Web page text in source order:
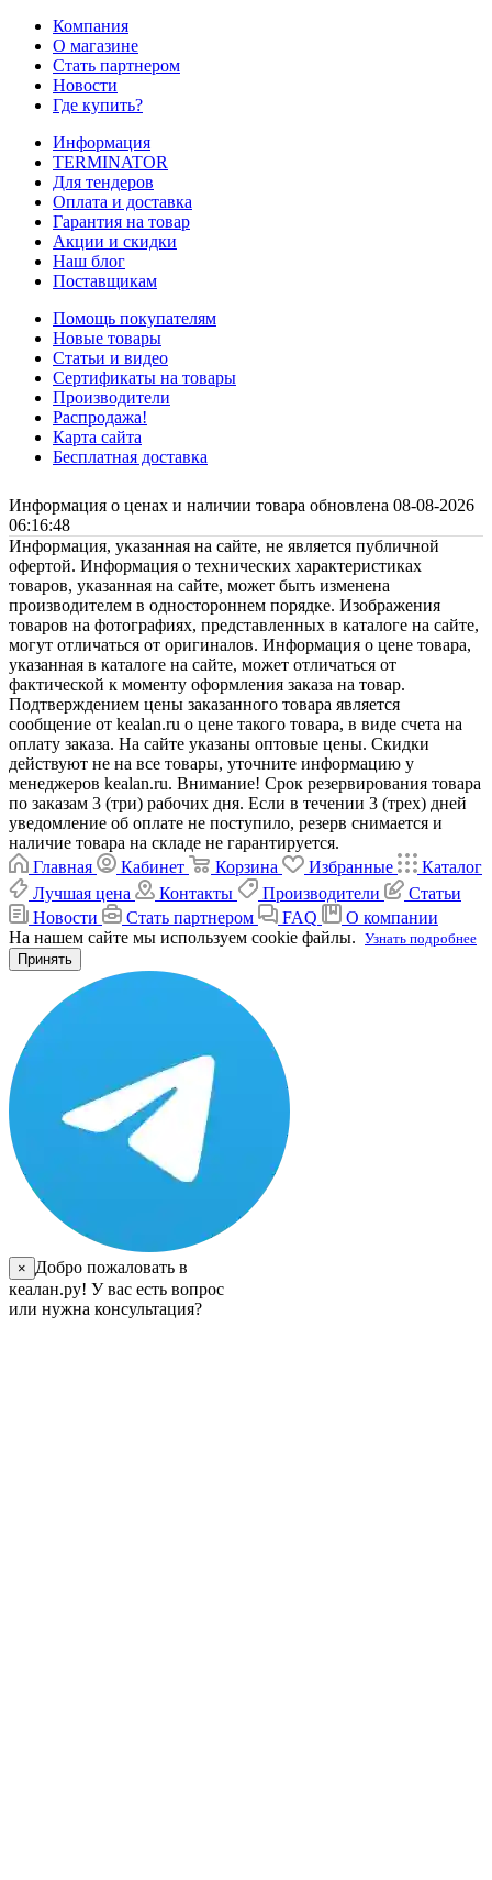
Компания
О магазине
Стать партнером
Новости
Где купить?
Информация
TERMINATOR
Для тендеров
Оплата и доставка
Гарантия на товар
Акции и скидки
Наш блог
Поставщикам
Помощь покупателям
Новые товары
Статьи и видео
Сертификаты на товары
Производители
Распродажа!
Карта сайта
Бесплатная доставка
Информация о ценах и наличии товара обновлена 08-08-2026
06:16:48
Информация, указанная на сайте, не является публичной
офертой. Информация о технических характеристиках
товаров, указанная на сайте, может быть изменена
производителем в одностороннем порядке. Изображения
товаров на фотографиях, представленных в каталоге на сайте,
могут отличаться от оригиналов. Информация о цене товара,
указанная в каталоге на сайте, может отличаться от
фактической к моменту оформления заказа на товар.
Подтверждением цены заказанного товара является
сообщение от kealan.ru о цене такого товара, в виде счета на
оплату заказа. На сайте указаны оптовые цены. Скидки
действуют не на все товары, уточните информацию у
менеджеров kealan.ru. Внимание! Срок резервирования товара
по заказам 3 (три) рабочих дня. Если в течении 3 (трех) дней
уведомление об оплате не поступило, резерв снимается и
наличие товара на складе не гарантируется.
Главная
Кабинет Корзина Избранные
Каталог
Лучшая цена
Контакты Производители
Статьи
Новости
Стать партнером FAQ
О компании
На нашем сайте мы используем cookie файлы. Узнать подробнее
Принять
×
Добро пожаловать в
кеалан.ру! У вас есть вопрос
или нужна консультация?